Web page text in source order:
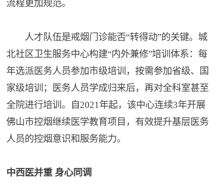
流程更加规范。
人才队伍是戒烟门诊能否“转得动”的关键。城
北社区卫生服务中心构建“内外兼修”培训体系：每
年选派医务人员参加市级培训，按需参加省级、国
家级培训；医务人员学成归来后，再对全科室甚至
全院进行培训。自2021年起，该中心连续3年开展
佛山市控烟继续医学教育项目，有效提升基层医务
人员的控烟意识和服务能力。
中西医并重 身心同调